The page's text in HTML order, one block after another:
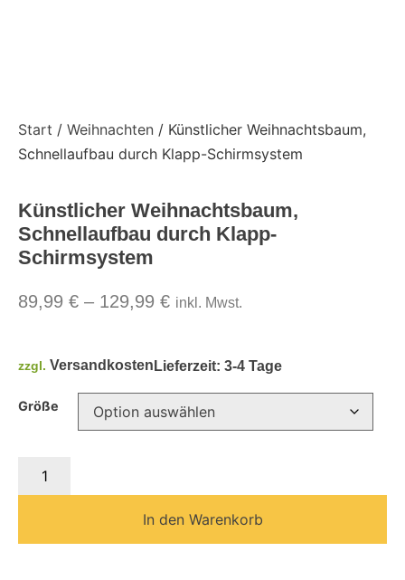
Start / Weihnachten / Künstlicher Weihnachtsbaum,
Schnellaufbau durch Klapp-Schirmsystem
Künstlicher Weihnachtsbaum,
Schnellaufbau durch Klapp-
Schirmsystem
89,99 € – 129,99 € inkl. Mwst.
zzgl. Versandkosten Lieferzeit: 3-4 Tage
Größe
In den Warenkorb